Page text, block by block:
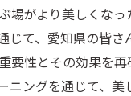
場がより美しくなっ
じて、愛知県の皆さ
要性とその効果を
ニングを通じて、美